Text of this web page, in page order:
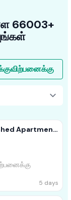
66003+
விற்பனைக்கு
Apartment
02
5 days